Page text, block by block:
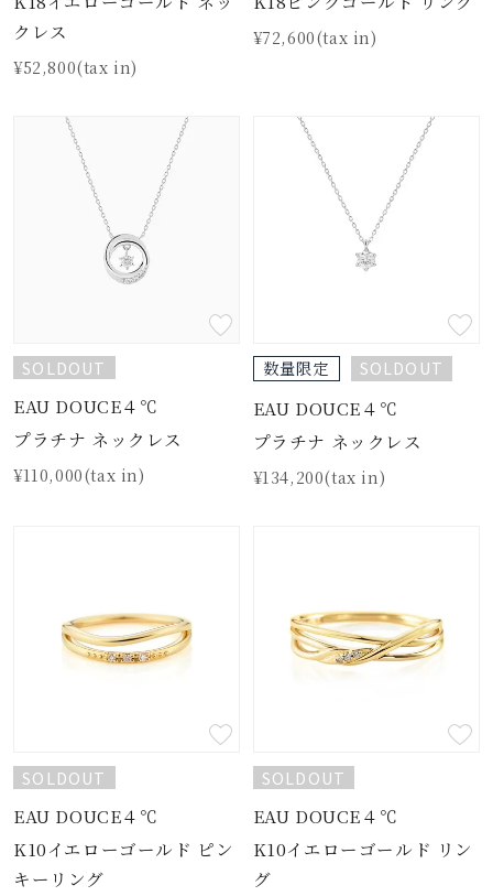
クレス
¥52,800(tax in)
¥72,600(tax in)
SOLDOUT
EAU DOUCE４℃
プラチナ ネックレス
¥110,000(tax in)
数量限定 SOLDOUT
EAU DOUCE４℃
プラチナ ネックレス
¥134,200(tax in)
SOLDOUT
EAU DOUCE４℃
K10イエローゴールド ピン
キーリング
SOLDOUT
EAU DOUCE４℃
K10イエローゴールド リン
グ